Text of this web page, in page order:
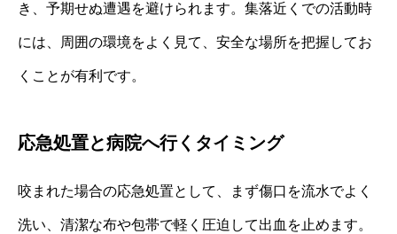
き、予期せぬ遭遇を避けられます。集落近くでの活動時
には、周囲の環境をよく見て、安全な場所を把握してお
くことが有利です。
応急処置と病院へ行くタイミング
咬まれた場合の応急処置として、まず傷口を流水でよく
洗い、清潔な布や包帯で軽く圧迫して出血を止めます。